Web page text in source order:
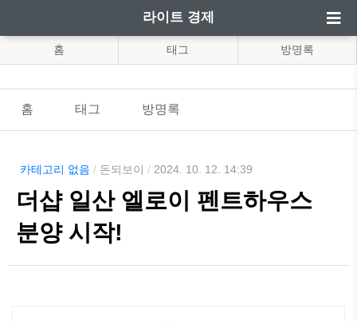
라이트 경제
홈 태그 방명록
홈 태그 방명록
카테고리 없음 / 돈되보이 / 2024. 10. 12. 14:39
더샵 일산 엘로이 펜트하우스
분양 시작!